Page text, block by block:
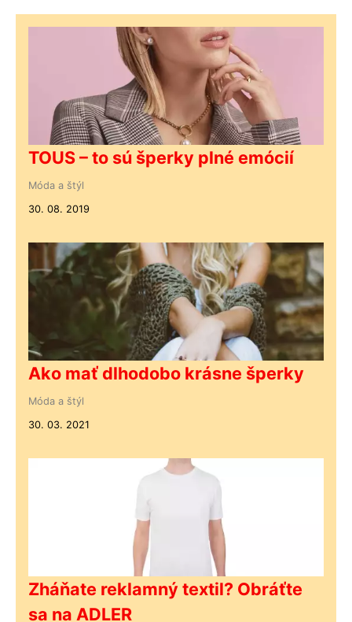
TOUS – to sú šperky plné emócií
Móda a štýl
30. 08. 2019
Ako mať dlhodobo krásne šperky
Móda a štýl
30. 03. 2021
Zháňate reklamný textil? Obráťte
sa na ADLER